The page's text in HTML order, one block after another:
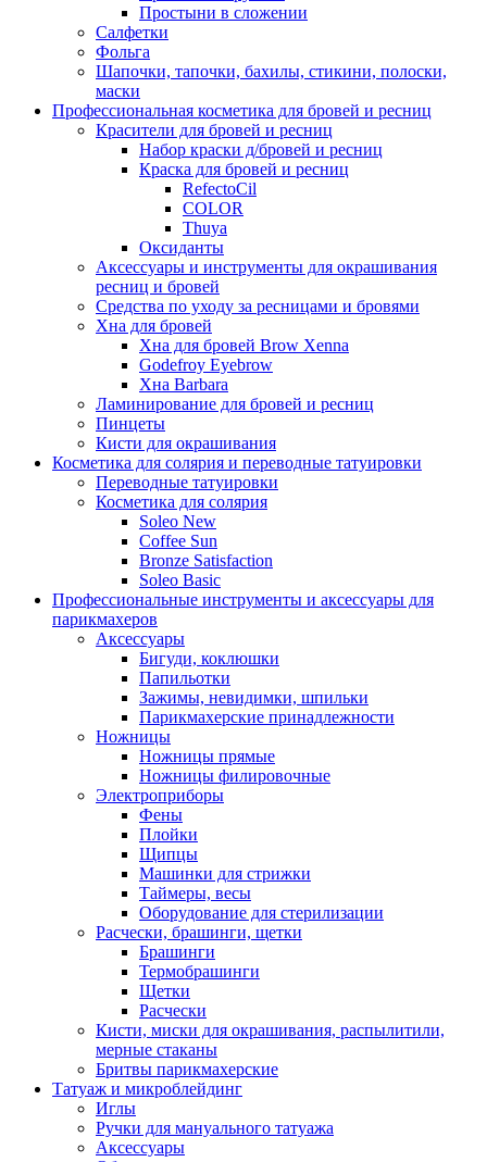
Простыни в сложении
Салфетки
Фольга
Шапочки, тапочки, бахилы, стикини, полоски,
маски
Профессиональная косметика для бровей и ресниц
Красители для бровей и ресниц
Набор краски д/бровей и ресниц
Краска для бровей и ресниц
RefectoCil
COLOR
Thuya
Оксиданты
Аксессуары и инструменты для окрашивания
ресниц и бровей
Средства по уходу за ресницами и бровями
Хна для бровей
Хна для бровей Brow Xenna
Godefroy Eyebrow
Хна Barbara
Ламинирование для бровей и ресниц
Пинцеты
Кисти для окрашивания
Косметика для солярия и переводные татуировки
Переводные татуировки
Косметика для солярия
Soleo New
Coffee Sun
Bronze Satisfaction
Soleo Basic
Профессиональные инструменты и аксессуары для
парикмахеров
Аксессуары
Бигуди, коклюшки
Папильотки
Зажимы, невидимки, шпильки
Парикмахерские принадлежности
Ножницы
Ножницы прямые
Ножницы филировочные
Электроприборы
Фены
Плойки
Щипцы
Машинки для стрижки
Таймеры, весы
Оборудование для стерилизации
Расчески, брашинги, щетки
Брашинги
Термобрашинги
Щетки
Расчески
Кисти, миски для окрашивания, распылитили,
мерные стаканы
Бритвы парикмахерские
Татуаж и микроблейдинг
Иглы
Ручки для мануального татуажа
Аксессуары